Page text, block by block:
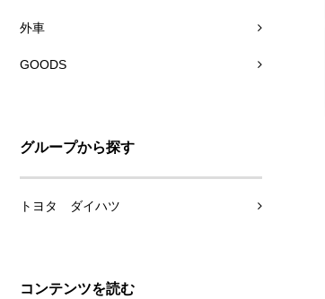
外車
GOODS
グループから探す
トヨタ ダイハツ
コンテンツを読む